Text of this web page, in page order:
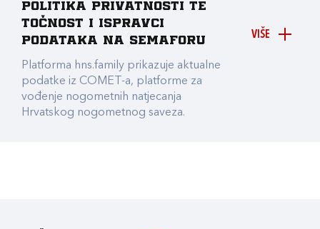
VIŠE
Politika privatnosti te
točnost i ispravci
podataka na Semaforu
Platforma hns.family prikazuje aktualne
podatke iz COMET-a, platforme za
vođenje nogometnih natjecanja
Hrvatskog nogometnog saveza.